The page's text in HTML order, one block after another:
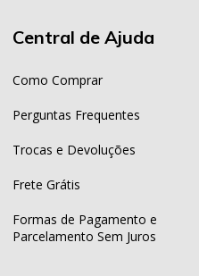
Central de Ajuda
Como Comprar
Perguntas Frequentes
Trocas e Devoluções
Frete Grátis
Formas de Pagamento e
Parcelamento Sem Juros